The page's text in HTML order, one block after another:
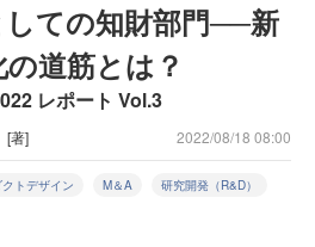
しての知財部門──新
道筋とは？
レポート Vol.3
[著] 2022/08/18 08:00
トデザイン M＆A 研究開発（R&D）